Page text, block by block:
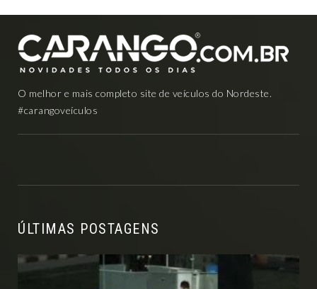
O melhor e mais completo site de veículos do Nordeste.
#carangoveículos
ÚLTIMAS POSTAGENS